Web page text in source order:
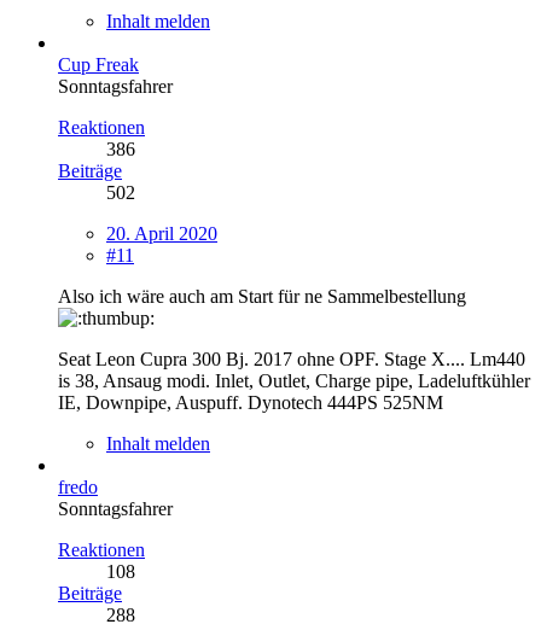
Inhalt melden
Cup Freak
Sonntagsfahrer
Reaktionen
386
Beiträge
502
20. April 2020
#11
Also ich wäre auch am Start für ne Sammelbestellung
Seat Leon Cupra 300 Bj. 2017 ohne OPF. Stage X.... Lm440
is 38, Ansaug modi. Inlet, Outlet, Charge pipe, Ladeluftkühler
IE, Downpipe, Auspuff. Dynotech 444PS 525NM
Inhalt melden
fredo
Sonntagsfahrer
Reaktionen
108
Beiträge
288